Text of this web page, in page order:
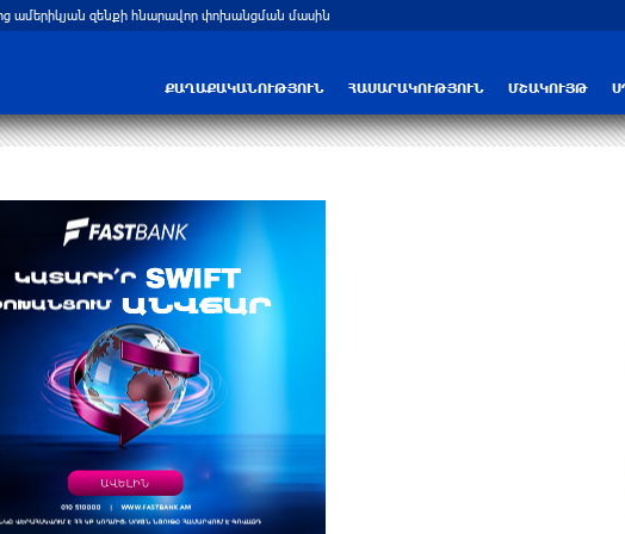
ամերիկյան զենքի հնարավոր փոխանցման մասին
ՔԱՂԱՔԱԿԱՆՈՒԹՅՈՒՆ ՀԱՍԱՐԱԿՈՒԹՅՈՒՆ ՄՇԱԿՈՒՅԹ